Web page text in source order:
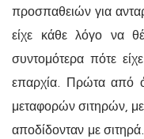
προσπαθειών για
είχε κάθε λόγο να
συντομότερα πότε
επαρχία. Πρώτα από
μεταφορών σιτηρών,
αποδίδονταν με